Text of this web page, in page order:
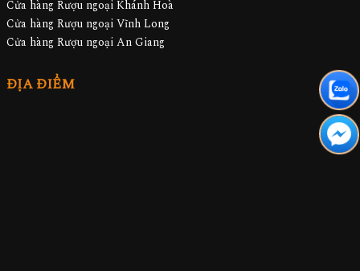
Cửa hàng Rượu ngoại Khánh Hoà
Cửa hàng Rượu ngoại Vĩnh Long
Cửa hàng Rượu ngoại An Giang
ĐỊA ĐIỂM